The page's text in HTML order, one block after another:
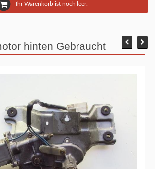
Ihr Warenkorb ist noch leer.
hinten Gebraucht